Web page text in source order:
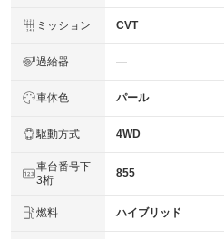
ミッション CVT
過給器 ―
車体色 パール
駆動方式 4WD
車台番号下
3桁
855
燃料 ハイブリッド